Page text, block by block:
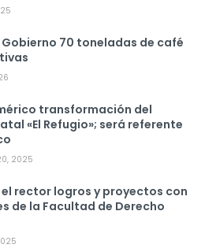
70 toneladas de café
transformación del
«El Refugio»; será referente
2025
rector logros y proyectos con
de la Facultad de Derecho